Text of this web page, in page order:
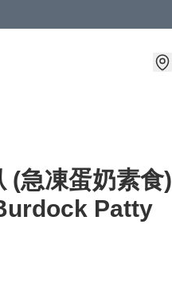
(急凍蛋奶素食)
Patty